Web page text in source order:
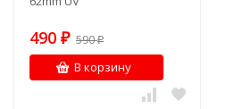
490 ₽ 590₽
В корзину